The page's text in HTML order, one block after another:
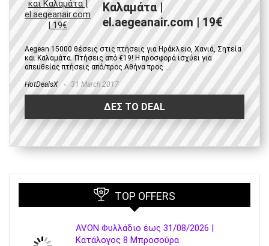
Καλαμάτα |
el.aegeanair.com | 19€
Aegean 15000 θέσεις στις πτήσεις για Ηράκλειο, Χανιά, Σητεία
και Καλαμάτα. Πτήσεις από €19! Η προσφορά ισχύει για
απευθείας πτήσεις από/προς Αθήνα προς ...
HotDealsX 31 March 2017
ΔΕΣ ΤΟ DEAL
TOP OFFERS
AVON Φυλλάδιο έως 31/08/2026 |
Κατάλογος 8 Μπροσούρα